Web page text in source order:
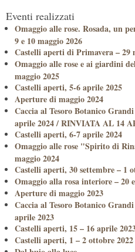
Eventi realizzati
Omaggio alle rose. Rosada, un
9 e 10 maggio 2026
Castelli aperti di Primavera – 29
Omaggio alle rose e ai giardini
maggio 2025
Castelli aperti, 5-6 aprile 2025
Aperture di maggio 2024
Caccia al Tesoro Botanico
aprile 2024 / RINVIATA AL 14
Castelli aperti, 6-7 aprile 2024
Omaggio alle rose "Spirito di
maggio 2024
Castelli aperti, 30 settembre – 1
Omaggio alla rosa interiore – 20
Aperture di maggio 2023
Caccia al Tesoro Botanico
aprile 2023
Castelli aperti, 15 – 16 aprile
Castelli aperti, 1 – 2 ottobre 2022